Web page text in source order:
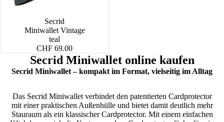
Secrid
Miniwallet Vintage
teal
CHF 69.00
Secrid Miniwallet online kaufen
Secrid Miniwallet – kompakt im Format, vielseitig im Alltag
Das Secrid Miniwallet verbindet den patentierten Cardprotector
mit einer praktischen Außenhülle und bietet damit deutlich mehr
Stauraum als ein klassischer Cardprotector. Mit einem einfachen